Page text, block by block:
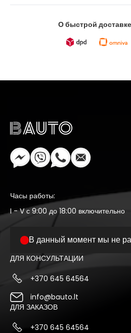
О быстрой
Часы работы:
I - V с 9:00 до 18:00 включительно
В данный момент мы не
ДЛЯ КОНСУЛЬТАЦИИ
+370 645 64564
info@bauto.lt
ДЛЯ ЗАКАЗОВ
+370 645 64564